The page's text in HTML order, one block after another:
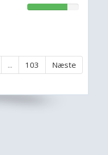
78.57142857142857%
... 103 Næste